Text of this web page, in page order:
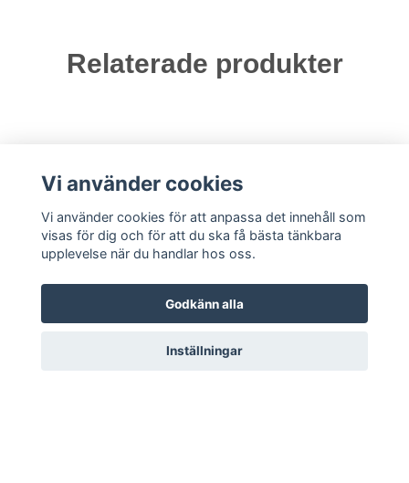
Relaterade produkter
TECHNORD Sweden AB Björkhamregatan 11B Tel:
Vi använder cookies
Vi använder cookies för att anpassa det innehåll som
visas för dig och för att du ska få bästa tänkbara
upplevelse när du handlar hos oss.
Godkänn alla
Inställningar